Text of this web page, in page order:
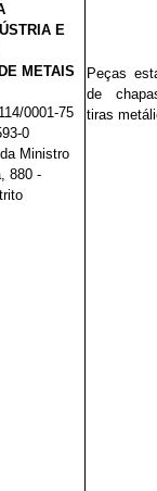
E
METAIS
0001-75
0
Ministro
880 -
Peças
de
tiras